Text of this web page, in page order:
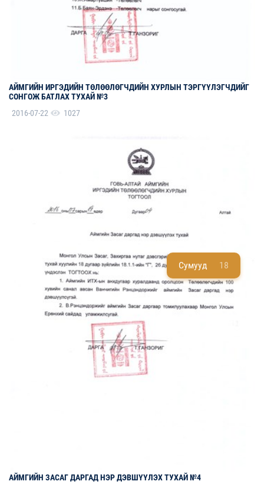
Сумууд 18
АЙМГИЙН ИРГЭДИЙН ТӨЛӨӨЛӨГЧДИЙН ХУРЛЫН ТЭРГҮҮЛЭГЧДИЙГ
СОНГОЖ БАТЛАХ ТУХАЙ №3
2016-07-22
1027
АЙМГИЙН ЗАСАГ ДАРГАД НЭР ДЭВШҮҮЛЭХ ТУХАЙ №4